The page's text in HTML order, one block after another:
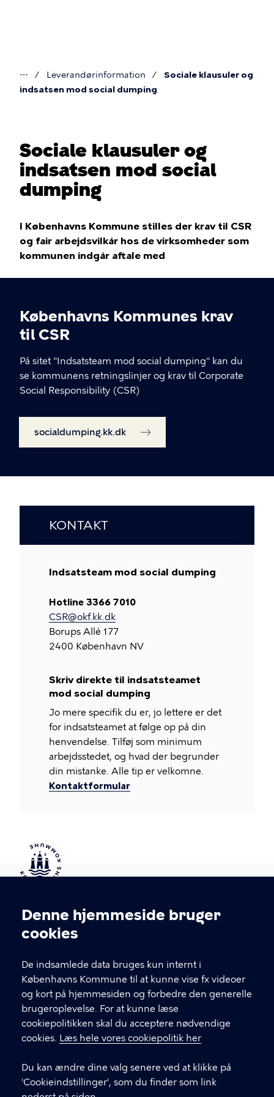
Cookieindstillinger
Denne hjemmeside bruger
cookies
De indsamlede data bruges kun internt i
Københavns Kommune til at kunne vise fx videoer
og kort på hjemmesiden og forbedre den generelle
brugeroplevelse. For at kunne læse
cookiepolitikken skal du acceptere nødvendige
cookies. Læs hele vores cookiepolitik her
Du kan ændre dine valg senere ved at klikke på
'Cookieindstillinger', som du finder som link
Du
⋯ Leverandørinformation
Sociale klausuler og
indsatsen mod social dumping
Sociale klausuler og
indsatsen mod social
dumping
I Københavns Kommune stilles der krav til CSR
og fair arbejdsvilkår hos de virksomheder som
kommunen indgår aftale med
Københavns Kommunes krav
til CSR
På sitet "Indsatsteam mod social dumping" kan du
se kommunens retningslinjer og krav til Corporate
Social Responsibility (CSR)
socialdumping.kk.dk
KONTAKT
Indsatsteam mod social dumping
Hotline 3366 7010
CSR@okf.kk.dk
Borups Allé 177
2400 København NV
Skriv direkte til indsatsteamet
mod social dumping
Jo mere specifik du er, jo lettere er det
for indsatsteamet at følge op på din
henvendelse. Tilføj som minimum
arbejdsstedet, og hvad der begrunder
din mistanke. Alle tip er velkomne.
Kontaktformular
Kontakt Københavns Kommune
T
fFind andre kontakter her
CVR-nummer64942212
GENVEJE
Digital Post
Databeskyttelse